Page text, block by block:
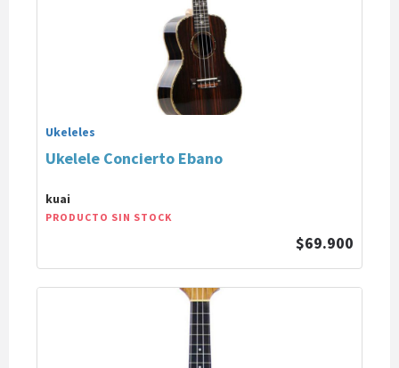
Ukeleles
Ukelele Concierto Ebano
kuai
PRODUCTO SIN STOCK
$69.900